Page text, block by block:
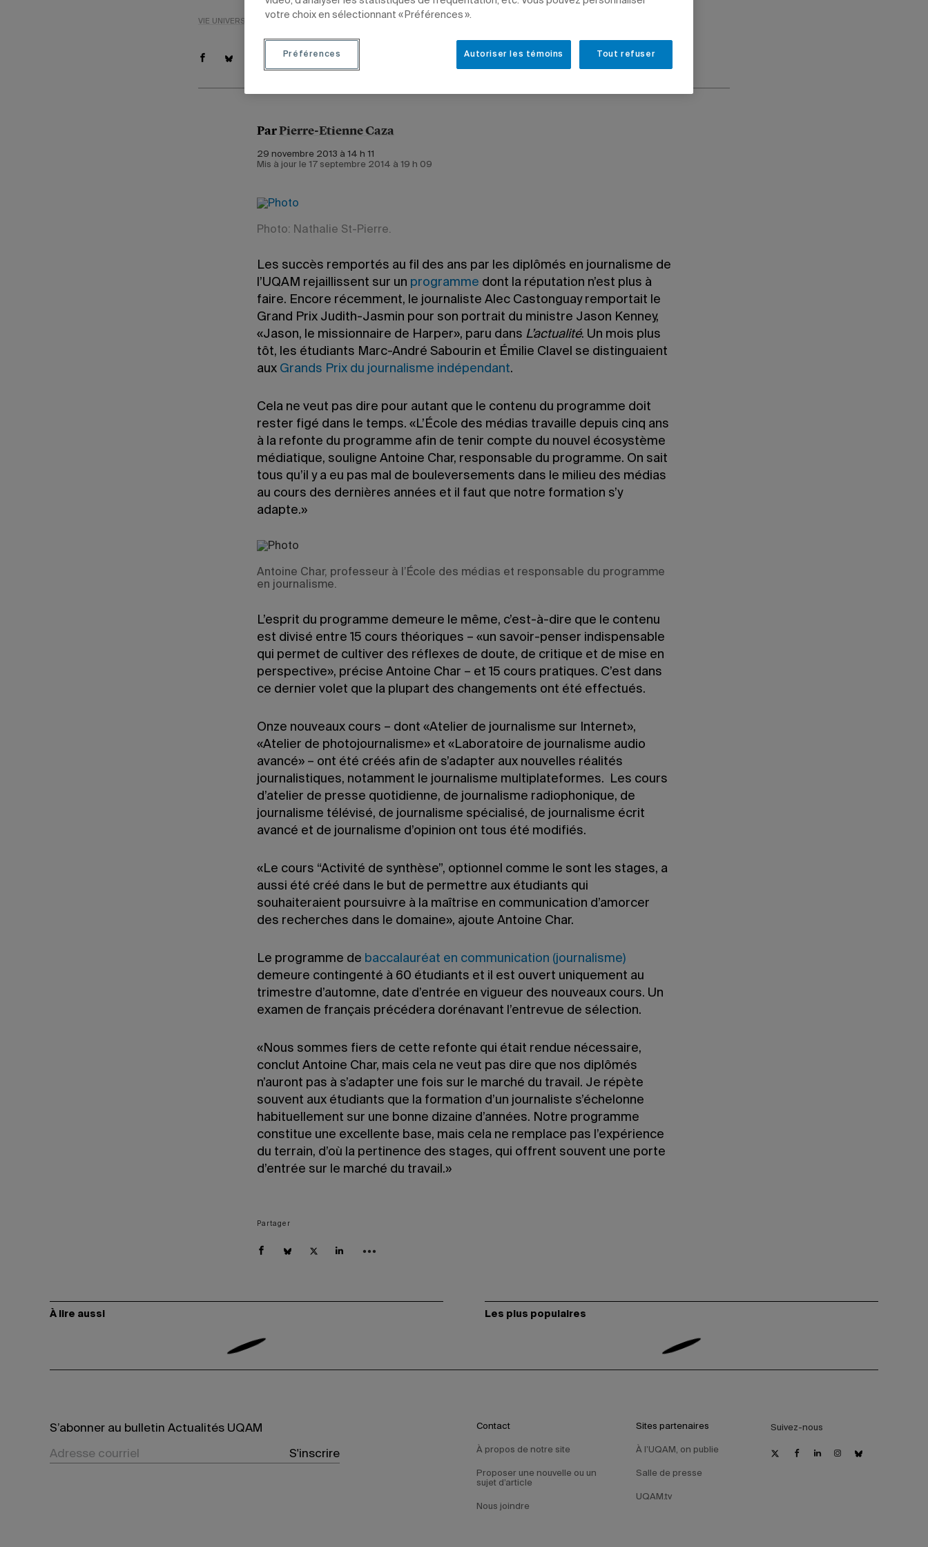
VIE UNIVERSITAIRE
ParPierre-Etienne Caza
29 novembre 2013 à 14 h 11
Mis à jour le 17 septembre 2014 à 19 h 09
Photo: Nathalie St-Pierre.
Les succès remportés au fil des ans par les diplômés en journalisme de
l’UQAM rejaillissent sur un programme dont la réputation n’est plus à
faire. Encore récemment, le journaliste Alec Castonguay remportait le
Grand Prix Judith-Jasmin pour son portrait du ministre Jason Kenney,
«Jason, le missionnaire de Harper», paru dans L’actualité. Un mois plus
tôt, les étudiants Marc-André Sabourin et Émilie Clavel se distinguaient
aux Grands Prix du journalisme indépendant.
Cela ne veut pas dire pour autant que le contenu du programme doit
rester figé dans le temps. «L’École des médias travaille depuis cinq ans
à la refonte du programme afin de tenir compte du nouvel écosystème
médiatique, souligne Antoine Char, responsable du programme. On sait
tous qu’il y a eu pas mal de bouleversements dans le milieu des médias
au cours des dernières années et il faut que notre formation s’y
adapte.»
Antoine Char, professeur à l’École des médias et responsable du programme
en journalisme.
L’esprit du programme demeure le même, c’est-à-dire que le contenu
est divisé entre 15 cours théoriques – «un savoir-penser indispensable
qui permet de cultiver des réflexes de doute, de critique et de mise en
perspective», précise Antoine Char – et 15 cours pratiques. C’est dans
ce dernier volet que la plupart des changements ont été effectués.
Onze nouveaux cours – dont «Atelier de journalisme sur Internet»,
«Atelier de photojournalisme» et «Laboratoire de journalisme audio
avancé» – ont été créés afin de s’adapter aux nouvelles réalités
journalistiques, notamment le journalisme multiplateformes. Les cours
d’atelier de presse quotidienne, de journalisme radiophonique, de
journalisme télévisé, de journalisme spécialisé, de journalisme écrit
avancé et de journalisme d’opinion ont tous été modifiés.
«Le cours “Activité de synthèse”, optionnel comme le sont les stages, a
aussi été créé dans le but de permettre aux étudiants qui
souhaiteraient poursuivre à la maîtrise en communication d’amorcer
des recherches dans le domaine», ajoute Antoine Char.
Le programme de baccalauréat en communication (journalisme)
demeure contingenté à 60 étudiants et il est ouvert uniquement au
trimestre d’automne, date d’entrée en vigueur des nouveaux cours. Un
examen de français précédera dorénavant l’entrevue de sélection.
«Nous sommes fiers de cette refonte qui était rendue nécessaire,
conclut Antoine Char, mais cela ne veut pas dire que nos diplômés
n’auront pas à s’adapter une fois sur le marché du travail. Je répète
souvent aux étudiants que la formation d’un journaliste s’échelonne
habituellement sur une bonne dizaine d’années. Notre programme
constitue une excellente base, mais cela ne remplace pas l’expérience
du terrain, d’où la pertinence des stages, qui offrent souvent une porte
d’entrée sur le marché du travail.»
Partager
À lire aussi Les plus populaires
S’abonner au bulletin Actualités UQAM
S'inscrire
Contact
À propos de notre site
Proposer une nouvelle ou un
sujet d’article
Nous joindre
Sites partenaires
À l’UQAM, on publie
Salle de presse
UQAM.tv
Suivez-nous
votre choix en sélectionnant « Préférences ».
Tout refuser
Autoriser les témoins
Préférences